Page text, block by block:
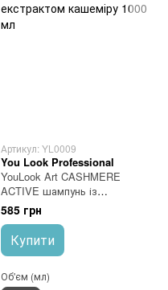
Артикул: YL0009
You Look Professional
YouLook Art CASHMERE
ACTIVE шампунь із
екстрактом кашеміру 1000 мл
585 грн
Купити
Об'єм (мл)